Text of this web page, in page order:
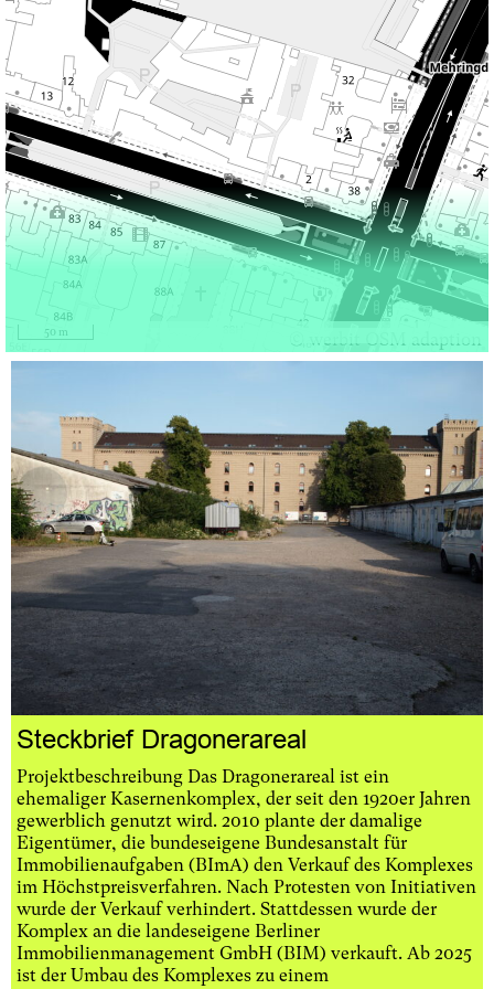
© werbit OSM adaption
50 m
Steckbrief Dragonerareal
Projektbeschreibung Das Dragonerareal ist ein
ehemaliger Kasernenkomplex, der seit den 1920er Jahren
gewerblich genutzt wird. 2010 plante der damalige
Eigentümer, die bundeseigene Bundesanstalt für
Immobilienaufgaben (BImA) den Verkauf des Komplexes
im Höchstpreisverfahren. Nach Protesten von Initiativen
wurde der Verkauf verhindert. Stattdessen wurde der
Komplex an die landeseigene Berliner
Immobilienmanagement GmbH (BIM) verkauft. Ab 2025
ist der Umbau des Komplexes zu einem